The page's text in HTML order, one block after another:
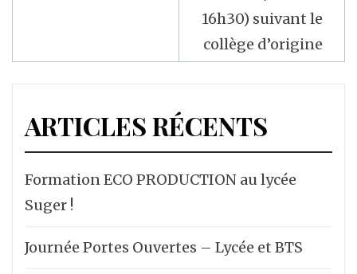
16h30) suivant le
collège d’origine
ARTICLES RÉCENTS
Formation ECO PRODUCTION au lycée
Suger !
Journée Portes Ouvertes – Lycée et BTS